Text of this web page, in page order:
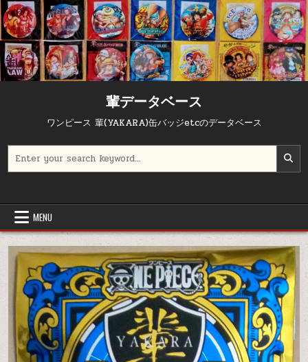
輩データベース
ワンピース 輩(YAKARA)缶バッジetcのデータベース
MENU